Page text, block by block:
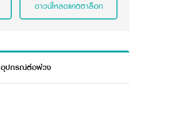
ดาวน์โหลดแคตตาล็อก
อุปกรณ์ต่อพ่วง